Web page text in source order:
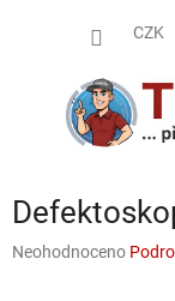
CZK
Průměrné
Neohodnoceno